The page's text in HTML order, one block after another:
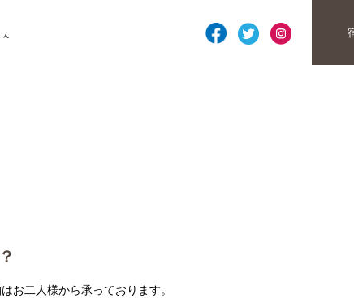
お二人様から承っております。